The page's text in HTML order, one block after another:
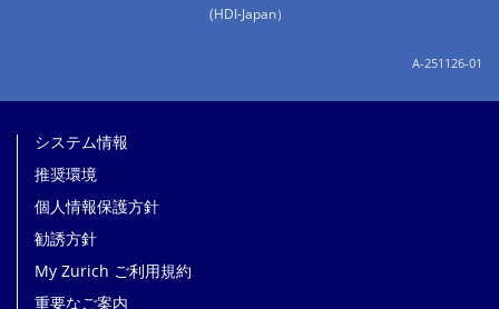
(HDI-Japan）
A-251126-01
システム情報
推奨環境
個人情報保護方針
勧誘方針
My Zurich ご利用規約
重要なご案内